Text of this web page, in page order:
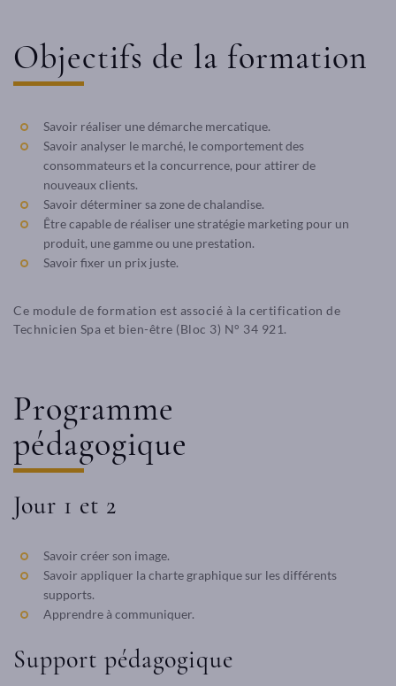
Objectifs de la formation
Savoir réaliser une démarche mercatique.
Savoir analyser le marché, le comportement des
consommateurs et la concurrence, pour attirer de
nouveaux clients.
Savoir déterminer sa zone de chalandise.
Être capable de réaliser une stratégie marketing pour un
produit, une gamme ou une prestation.
Savoir fixer un prix juste.
Ce module de formation est associé à la certification de
Technicien Spa et bien-être (Bloc 3) N° 34 921.
Programme
pédagogique
Jour 1 et 2
Savoir créer son image.
Savoir appliquer la charte graphique sur les différents
supports.
Apprendre à communiquer.
Support pédagogique